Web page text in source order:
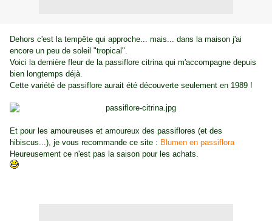
Dehors c'est la tempête qui approche... mais... dans la maison j'ai
encore un peu de soleil "tropical".
Voici la dernière fleur de la passiflore citrina qui m'accompagne depuis
bien longtemps déjà.
Cette variété de passiflore aurait été découverte seulement en 1989 !
Et pour les amoureuses et amoureux des passiflores (et des
hibiscus...), je vous recommande ce site : Blumen en passiflora
Heureusement ce n'est pas la saison pour les achats.